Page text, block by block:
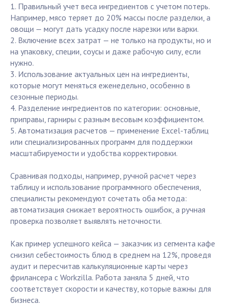
1. Правильный учет веса ингредиентов с учетом потерь.
Например, мясо теряет до 20% массы после разделки, а
овощи — могут дать усадку после нарезки или варки.
2. Включение всех затрат — не только на продукты, но и
на упаковку, специи, соусы и даже рабочую силу, если
нужно.
3. Использование актуальных цен на ингредиенты,
которые могут меняться еженедельно, особенно в
сезонные периоды.
4. Разделение ингредиентов по категории: основные,
приправы, гарниры с разным весовым коэффициентом.
5. Автоматизация расчетов — применение Excel-таблиц
или специализированных программ для поддержки
масштабируемости и удобства корректировки.
Сравнивая подходы, например, ручной расчет через
таблицу и использование программного обеспечения,
специалисты рекомендуют сочетать оба метода:
автоматизация снижает вероятность ошибок, а ручная
проверка позволяет выявлять неточности.
Как пример успешного кейса — заказчик из сегмента кафе
снизил себестоимость блюд в среднем на 12%, проведя
аудит и пересчитав калькуляционные карты через
фрилансера с Workzilla. Работа заняла 5 дней, что
соответствует скорости и качеству, которые важны для
бизнеса.